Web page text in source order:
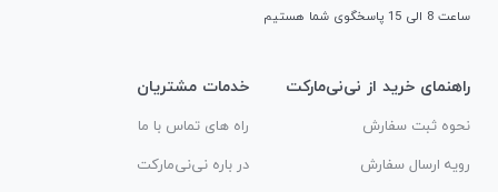
ساعت 8 الی 15 پاسخگوی شما هستیم
راهنمای خرید از نی‌نی‌مارکت
نحوه ثبت سفارش
رویه ارسال سفارش
خدمات مشتریان
راه های تماس با ما
در باره نی‌نی‌مارکت